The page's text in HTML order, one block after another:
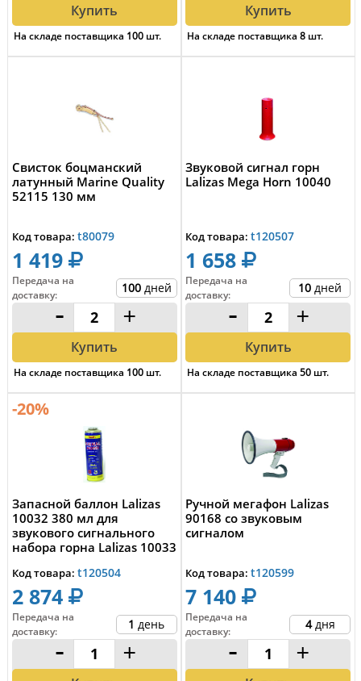
Купить
На складе поставщика 100 шт.
Купить
На складе поставщика8 шт.
Свисток боцманский
латунный Marine Quality
52115 130 мм
Код товара: t80079
1 419
Передача на
доставку: 100 дней
- +
Купить
На складе поставщика 100 шт.
Звуковой сигнал горн
Lalizas Mega Horn 10040
Код товара: t120507
1 658
Передача на
доставку: 10 дней
- +
Купить
На складе поставщика50 шт.
-20%
Запасной баллон Lalizas
10032 380 мл для
звукового сигнального
набора горна Lalizas 10033
Код товара: t120504
2 874
Передача на
доставку: 1 день
- +
Ручной мегафон Lalizas
90168 со звуковым
сигналом
Код товара: t120599
7 140
Передача на
доставку: 4 дня
- +